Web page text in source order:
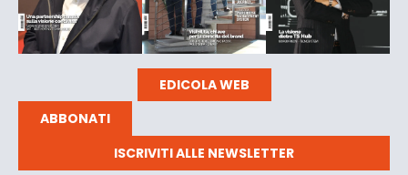
EDICOLA WEB
ABBONATI
ISCRIVITI ALLE NEWSLETTER